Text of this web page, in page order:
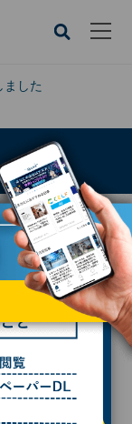
ました
タの取り組みとは
る側”の改革